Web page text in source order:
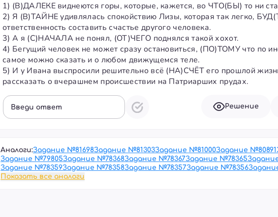
1) (В)ДАЛЕКЕ виднеются горы, которые, кажется, во ЧТО(БЫ) то ни
2) Я (В)ТАЙНЕ удивлялась спокойствию Лизы, которая так легко,
ответственность составить счастье другого человека.
3) А я (С)НАЧАЛА не понял, (ОТ)ЧЕГО поднялся такой хохот.
4) Бегущий человек не может сразу остановиться, (ПО)ТОМУ что по
самое можно сказать и о любом движущемся теле.
5) И у Ивана выспросили решительно всё (НА)СЧЁТ его прошлой
рассказать о вчерашнем происшествии на Патриарших прудах.
Введи ответ Решение
Аналоги:Задание №81698Задание №81303Задание №81000Задание №80891
Задание №79805Задание №78368Задание №78367Задание №78365
Задание №78359Задание №78358Задание №78357Задание №78356
Показать все аналоги